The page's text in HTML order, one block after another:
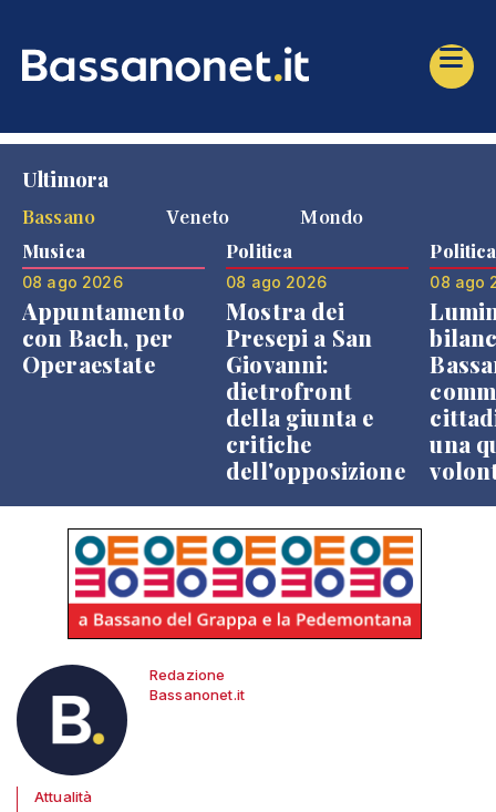
Ultimora
Bassano
Veneto Mondo
Musica
08 ago 2026
Appuntamento
con Bach, per
Operaestate
Politica
08 ago 2026
Mostra dei
Presepi a San
Giovanni:
dietrofront
della giunta e
critiche
dell'opposizione
Politica
08 ago
una
Redazione
Bassanonet.it
Attualità